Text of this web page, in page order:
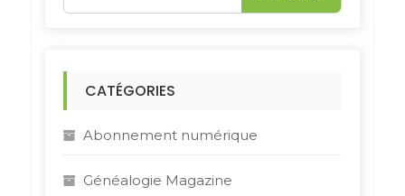
:
CATÉGORIES
Abonnement numérique
Généalogie Magazine